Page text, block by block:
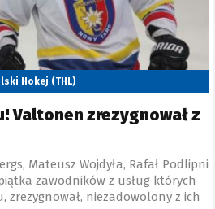
Valtonen zrezygnował z
Mateusz Wojdyła, Rafał Podlipni
zawodników z usług których
niezadowolony z ich
Hokej (THL)